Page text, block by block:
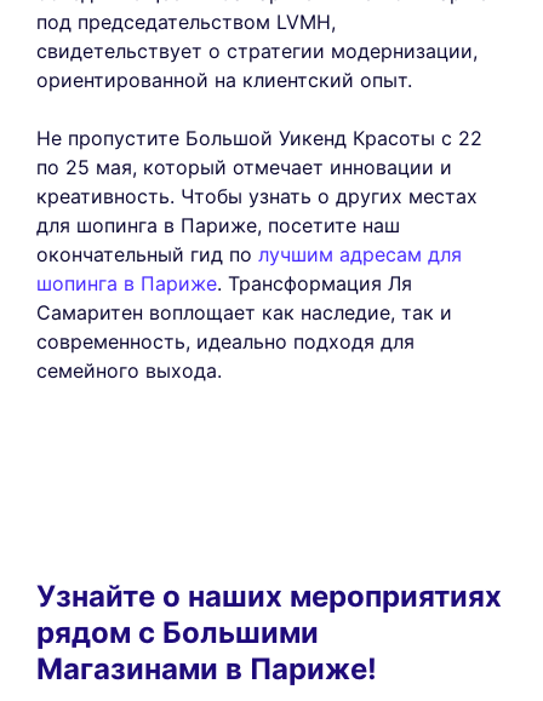
под председательством LVMH,
свидетельствует о стратегии модернизации,
ориентированной на клиентский опыт.
Не пропустите Большой Уикенд Красоты с 22
по 25 мая, который отмечает инновации и
креативность. Чтобы узнать о других местах
для шопинга в Париже, посетите наш
окончательный гид по лучшим адресам для
шопинга в Париже. Трансформация Ля
Самаритен воплощает как наследие, так и
современность, идеально подходя для
семейного выхода.
Узнайте о наших мероприятиях
рядом с Большими
Магазинами в Париже!